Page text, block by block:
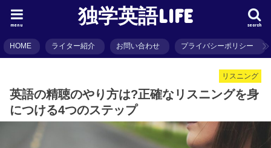
独学英語LIFE search
menu
HOME ライター紹介 お問い合わせ プライバシーポリシー
リスニング
英語の精聴のやり方は?正確なリスニングを身
につける4つのステップ